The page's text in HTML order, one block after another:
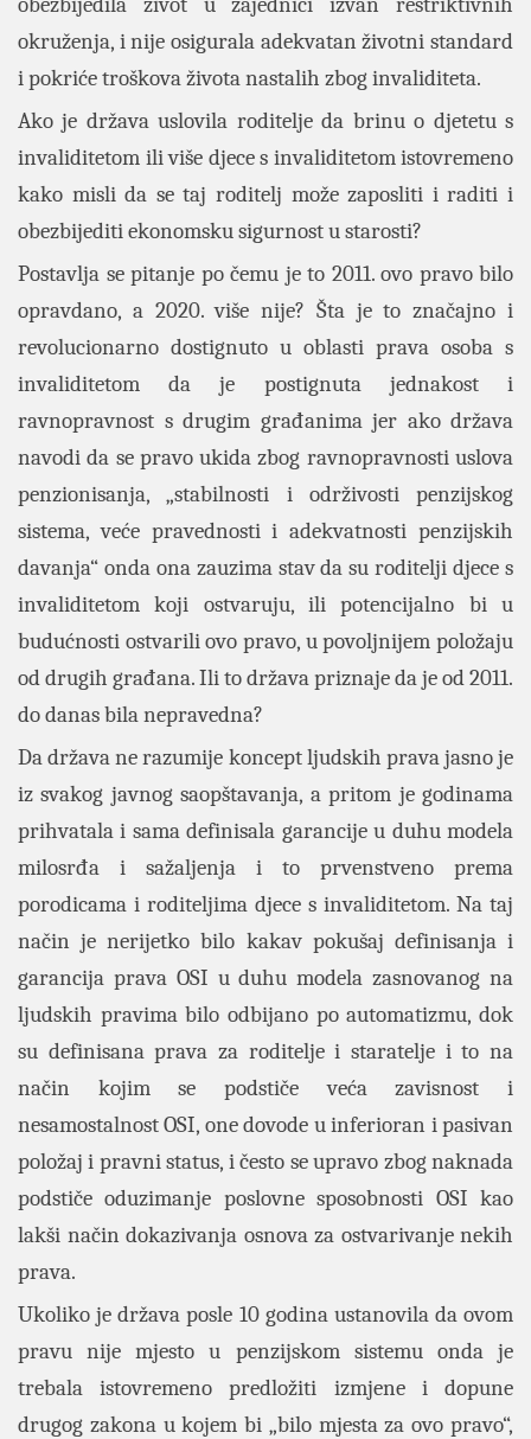
okruženja, i nije osigurala adekvatan životni standard
i pokriće troškova života nastalih zbog invaliditeta.
Ako je država uslovila roditelje da brinu o djetetu s
invaliditetom ili više djece s invaliditetom istovremeno
kako misli da se taj roditelj može zaposliti i raditi i
obezbijediti ekonomsku sigurnost u starosti?
Postavlja se pitanje po čemu je to 2011. ovo pravo bilo
opravdano, a 2020. više nije? Šta je to značajno i
revolucionarno dostignuto u oblasti prava osoba s
invaliditetom da je postignuta jednakost i
ravnopravnost s drugim građanima jer ako država
navodi da se pravo ukida zbog ravnopravnosti uslova
penzionisanja, „stabilnosti i održivosti penzijskog
sistema, veće pravednosti i adekvatnosti penzijskih
davanja“ onda ona zauzima stav da su roditelji djece s
invaliditetom koji ostvaruju, ili potencijalno bi u
budućnosti ostvarili ovo pravo, u povoljnijem položaju
od drugih građana. Ili to država priznaje da je od 2011.
do danas bila nepravedna?
Da država ne razumije koncept ljudskih prava jasno je
iz svakog javnog saopštavanja, a pritom je godinama
prihvatala i sama definisala garancije u duhu modela
milosrđa i sažaljenja i to prvenstveno prema
porodicama i roditeljima djece s invaliditetom. Na taj
način je nerijetko bilo kakav pokušaj definisanja i
garancija prava OSI u duhu modela zasnovanog na
ljudskih pravima bilo odbijano po automatizmu, dok
su definisana prava za roditelje i staratelje i to na
način kojim se podstiče veća zavisnost i
nesamostalnost OSI, one dovode u inferioran i pasivan
položaj i pravni status, i često se upravo zbog naknada
podstiče oduzimanje poslovne sposobnosti OSI kao
lakši način dokazivanja osnova za ostvarivanje nekih
prava.
Ukoliko je država posle 10 godina ustanovila da ovom
pravu nije mjesto u penzijskom sistemu onda je
trebala istovremeno predložiti izmjene i dopune
drugog zakona u kojem bi „bilo mjesta za ovo pravo“,